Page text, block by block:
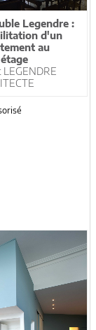
Legendre :
d'un
au
LEGENDRE